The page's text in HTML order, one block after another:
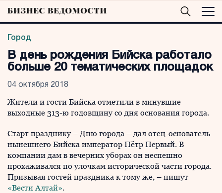
Город
В день рождения Бийска работало
больше 20 тематических площадок
04 октября 2018
Жители и гости Бийска отметили в минувшие
выходные 313-ю годовщину со дня основания города.
Старт празднику – Дню города – дал отец-основатель
нынешнего Бийска император Пётр Первый. В
компании дам в вечерних уборах он неспешно
прохаживался по улочкам исторической части города.
Призывая гостей праздника к тому же, – пишут
«Вести Алтай».